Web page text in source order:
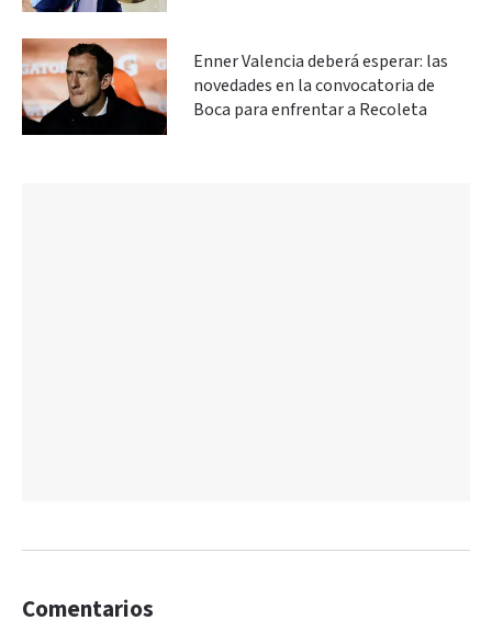
Enner Valencia deberá esperar: las
novedades en la convocatoria de
Boca para enfrentar a Recoleta
Comentarios